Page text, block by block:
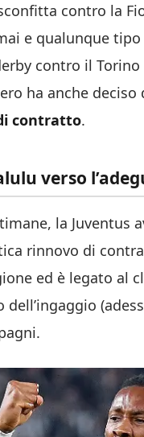
contro la
e qualunque
contro il
ha anche
contratto.
verso
la Juventus
rinnovo di
ed è legato al